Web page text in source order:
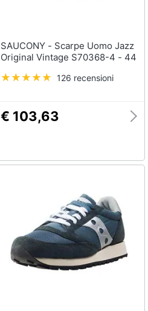
SAUCONY - Scarpe Uomo Jazz
Original Vintage S70368-4 - 44
126 recensioni
€ 103,63